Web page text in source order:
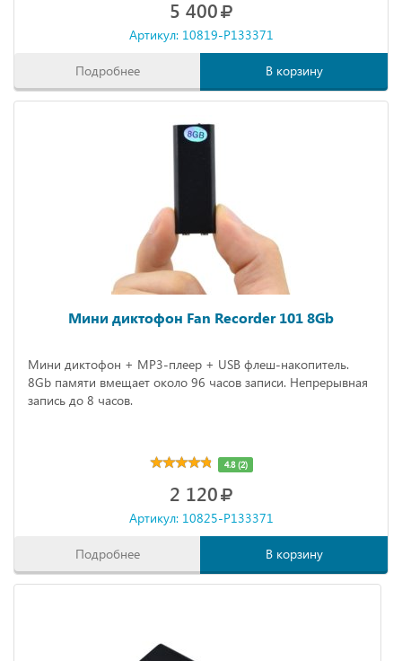
5 400
Артикул: 10819-P133371
Подробнее В корзину
Мини диктофон Fan Recorder 101 8Gb
Мини диктофон + MP3-плеер + USB флеш-накопитель.
8Gb памяти вмещает около 96 часов записи. Непрерывная
запись до 8 часов.
4.8 (2)
2 120
Артикул: 10825-P133371
Подробнее В корзину